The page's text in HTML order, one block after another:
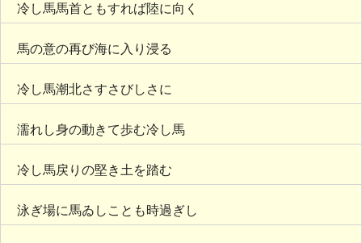
冷し馬馬首ともすれば陸に向く
馬の意の再び海に入り浸る
冷し馬潮北さすさびしさに
濡れし身の動きて歩む冷し馬
冷し馬戻りの堅き土を踏む
泳ぎ場に馬ゐしことも時過ぎし